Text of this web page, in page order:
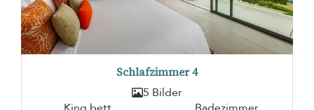
Schlafzimmer 4
5 Bilder